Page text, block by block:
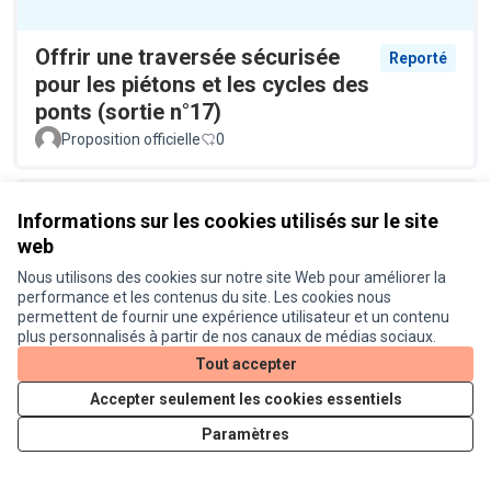
Informations sur les cookies utilisés sur le site
web
Nous utilisons des cookies sur notre site Web pour améliorer la
performance et les contenus du site. Les cookies nous
permettent de fournir une expérience utilisateur et un contenu
plus personnalisés à partir de nos canaux de médias sociaux.
Tout accepter
Accepter seulement les cookies essentiels
Paramètres
Offrir une traversée sécurisée
pour les piétons et les cycles des
ponts (sortie n°17)
Reporté
Proposition officielle 0
Plus de racks à vélo à la
bibliothèque Cabanis
Proposition officielle 0